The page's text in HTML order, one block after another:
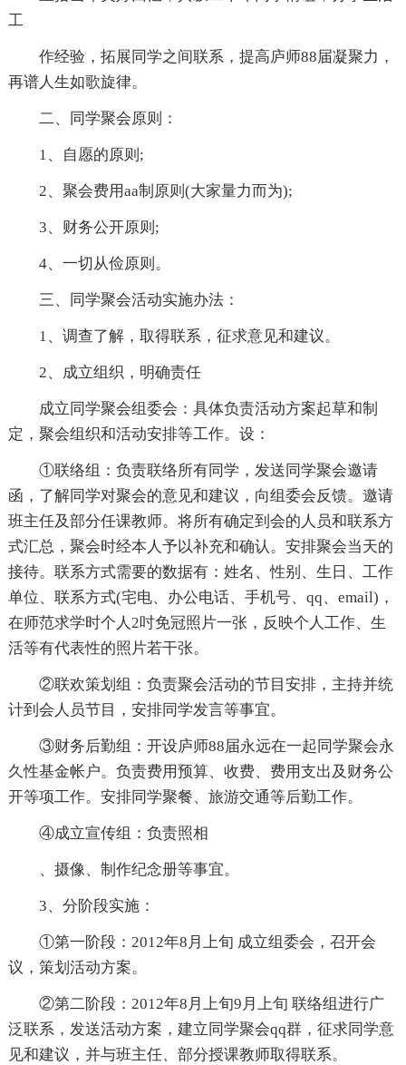
工
作经验，拓展同学之间联系，提高庐师88届凝聚力，
再谱人生如歌旋律。
二、同学聚会原则：
1、自愿的原则;
2、聚会费用aa制原则(大家量力而为);
3、财务公开原则;
4、一切从俭原则。
三、同学聚会活动实施办法：
1、调查了解，取得联系，征求意见和建议。
2、成立组织，明确责任
成立同学聚会组委会：具体负责活动方案起草和制
定，聚会组织和活动安排等工作。设：
①联络组：负责联络所有同学，发送同学聚会邀请
函，了解同学对聚会的意见和建议，向组委会反馈。邀请
班主任及部分任课教师。将所有确定到会的人员和联系方
式汇总，聚会时经本人予以补充和确认。安排聚会当天的
接待。联系方式需要的数据有：姓名、性别、生日、工作
单位、联系方式(宅电、办公电话、手机号、qq、email)，
在师范求学时个人2吋免冠照片一张，反映个人工作、生
活等有代表性的照片若干张。
②联欢策划组：负责聚会活动的节目安排，主持并统
计到会人员节目，安排同学发言等事宜。
③财务后勤组：开设庐师88届永远在一起同学聚会永
久性基金帐户。负责费用预算、收费、费用支出及财务公
开等项工作。安排同学聚餐、旅游交通等后勤工作。
④成立宣传组：负责照相
、摄像、制作纪念册等事宜。
3、分阶段实施：
①第一阶段：2012年8月上旬 成立组委会，召开会
议，策划活动方案。
②第二阶段：2012年8月上旬9月上旬 联络组进行广
泛联系，发送活动方案，建立同学聚会qq群，征求同学意
见和建议，并与班主任、部分授课教师取得联系。